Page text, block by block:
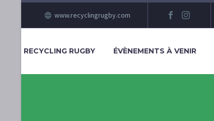
www.recyclingrugby.com
RECYCLING RUGBY ÉVÈNEMENTS À VENIR